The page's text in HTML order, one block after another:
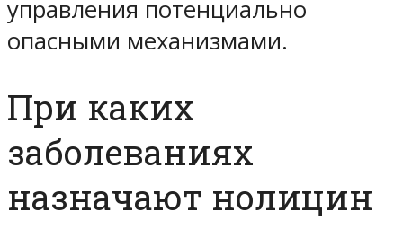
управления потенциально
опасными механизмами.
При каких
заболеваниях
назначают нолицин